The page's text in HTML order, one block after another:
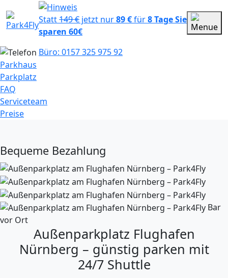
Statt149 € jetzt nur89 €für8 TageSie
sparen 60€
Büro: 0157 325 975 92
Parkhaus
Parkplatz
FAQ
Serviceteam
Preise
Bequeme Bezahlung
Bar
vor Ort
Außenparkplatz Flughafen
Nürnberg – günstig parken mit
24/7 Shuttle